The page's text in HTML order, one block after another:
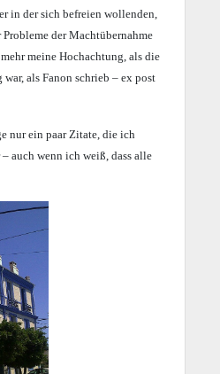
in der sich befreien wollenden,
der Machtübernahme
meine Hochachtung, als die
als Fanon schrieb – ex post
nur ein paar Zitate, die ich
auch wenn ich weiß, dass alle